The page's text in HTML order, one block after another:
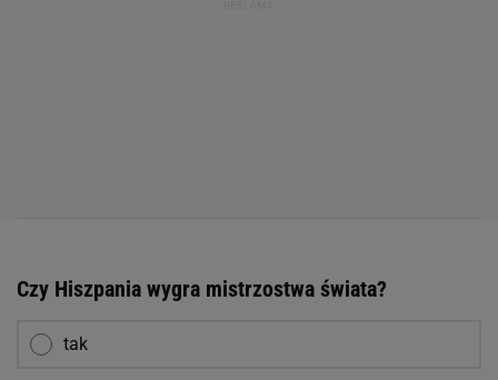
Czy Hiszpania wygra mistrzostwa świata?
tak